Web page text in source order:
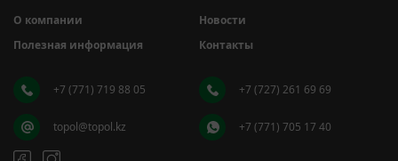
О компании
Новости
Полезная информация
Контакты
+7 (771) 719 88 05 +7 (727) 261 69 69
topol@topol.kz +7 (771) 705 17 40